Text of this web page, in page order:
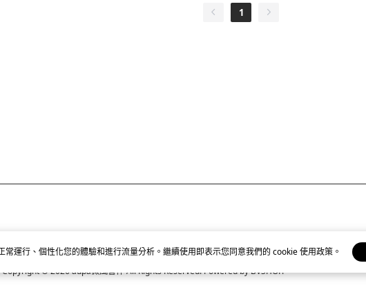
常運行、個性化您的體驗和進行流量分析。繼續使用即表示您同意我們的 cookie 使用政策。
1
Copyright © 2026 aupa微風香伴 All Rights Reserved.Powered byBVSHOP.